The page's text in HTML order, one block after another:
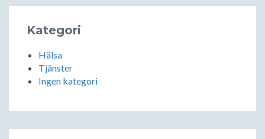
Kategori
Hälsa
Tjänster
Ingen kategori